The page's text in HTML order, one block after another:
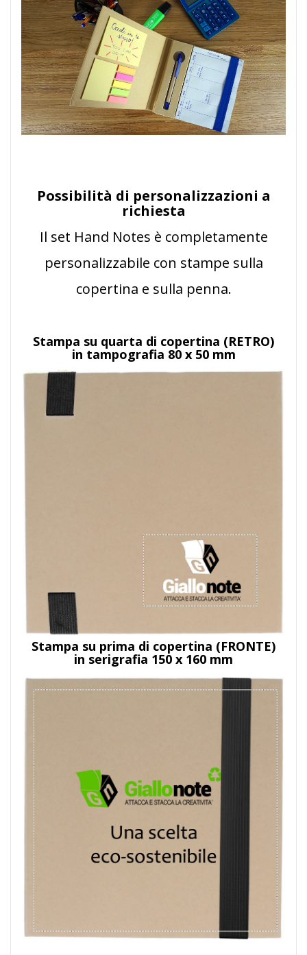
Possibilità di personalizzazioni a
richiesta
Il set Hand Notes è completamente
personalizzabile con stampe sulla
copertina e sulla penna.
Stampa su quarta di copertina (RETRO)
in tampografia 80 x 50 mm
Stampa su prima di copertina (FRONTE)
in serigrafia 150 x 160 mm